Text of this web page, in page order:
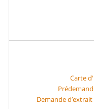
Carte
Demande